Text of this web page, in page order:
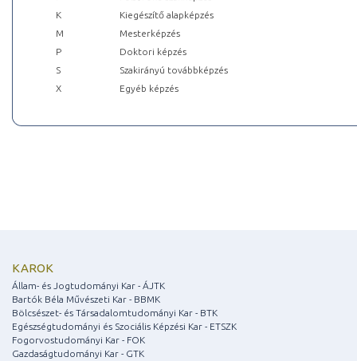
K
Kiegészítő alapképzés
M
Mesterképzés
P
Doktori képzés
S
Szakirányú továbbképzés
X
Egyéb képzés
KAROK
Állam- és Jogtudományi Kar - ÁJTK
Bartók Béla Művészeti Kar - BBMK
Bölcsészet- és Társadalomtudományi Kar - BTK
Egészségtudományi és Szociális Képzési Kar - ETSZK
Fogorvostudományi Kar - FOK
Gazdaságtudományi Kar - GTK